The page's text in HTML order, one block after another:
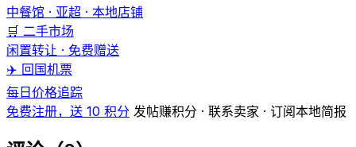
中餐馆 · 亚超 · 本地店铺
🛒 二手市场
闲置转让 · 免费赠送
✈️ 回国机票
每日价格追踪
免费注册，送 10 积分 发帖赚积分 · 联系卖家 · 订阅本地简报